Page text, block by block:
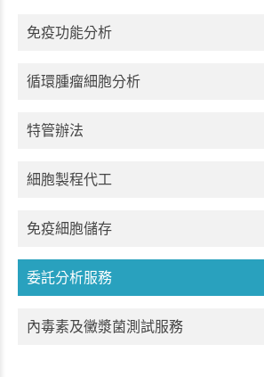
免疫功能分析
循環腫瘤細胞分析
特管辦法
細胞製程代工
免疫細胞儲存
委託分析服務
內毒素及黴漿菌測試服務